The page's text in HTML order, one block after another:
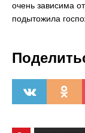
очень зависима
подытожила